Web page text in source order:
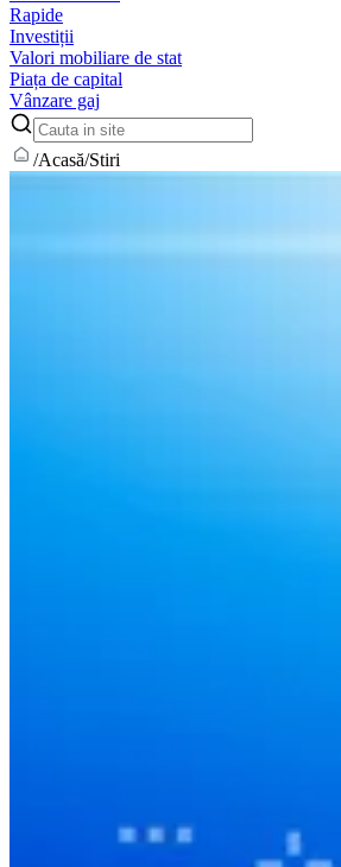
Rapide
Investiții
Valori mobiliare de stat
Piața de capital
Vânzare gaj
/Acasă/Stiri